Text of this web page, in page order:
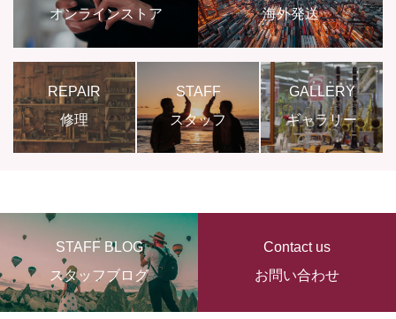
オンラインストア 海外発送
REPAIR
修理
STAFF
スタッフ
GALLERY
ギャラリー
STAFF BLOG
スタッフブログ
Contact us
お問い合わせ